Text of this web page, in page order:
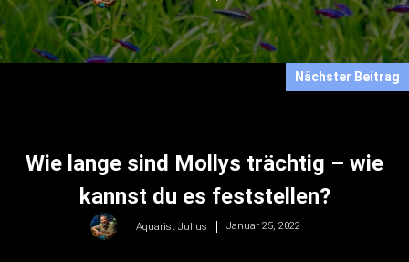
Nächster Beitrag
Wie lange sind Mollys trächtig – wie
kannst du es feststellen?
Aquarist Julius Januar 25, 2022